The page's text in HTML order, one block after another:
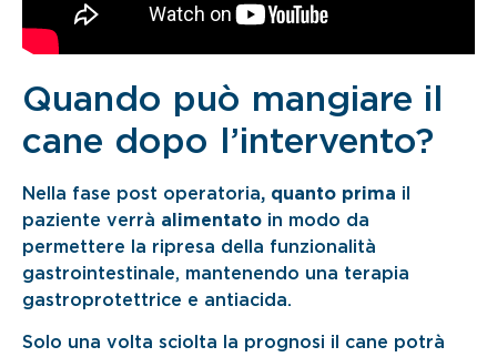
Quando può mangiare il
cane dopo l’intervento?
Nella fase post operatoria, quanto prima il
paziente verrà alimentato in modo da
permettere la ripresa della funzionalità
gastrointestinale, mantenendo una terapia
gastroprotettrice e antiacida.
Solo una volta sciolta la prognosi il cane potrà